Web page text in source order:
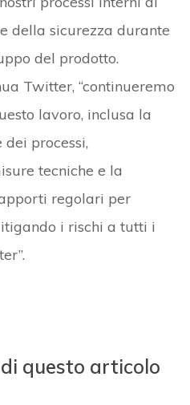
della sicurezza durante
del prodotto.
Twitter, “continueremo
lavoro, inclusa la
dei processi,
tecniche e la
regolari per
i rischi a tutti i
questo articolo